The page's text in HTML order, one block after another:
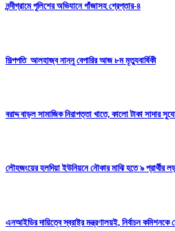
নন্দীগ্রামে পুলিশের অভিযানে গাঁজাসহ গ্রেপ্তার-৪
শিল্পপতি আলহাজ্ব নান্নু বেপারির আজ ৮ম মৃত্যুবার্ষিকী
বরাদ্দ বাড়ল সামাজিক নিরাপত্তা খাতে, কালো টাকা সাদার
লৌহজংয়ের হলদিয়া ইউনিয়নে নৌকার মাঝি হতে ৯ প্রার্থীর
এনআইডির দায়িত্বে স্বরাষ্ট্র মন্ত্রণালয়ই, নির্বাচন কমিশনকে